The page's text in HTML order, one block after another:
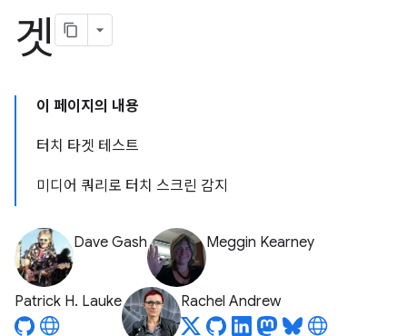
겟
이 페이지의 내용
터치 타겟 테스트
미디어 쿼리로 터치 스크린 감지
Dave Gash Meggin Kearney
Patrick H. Lauke Rachel Andrew